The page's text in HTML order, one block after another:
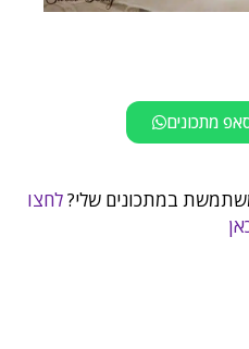
מתכונים
במתכונים שלי?לחצו